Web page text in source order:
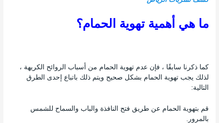
ما هي أهمية تهوية الحمام؟
كما ذكرنا سابقًا ، فإن عدم تهوية الحمام من أسباب الروائح الكريهة ،
لذلك يجب تهوية الحمام بشكل صحيح ويتم ذلك باتباع إحدى الطرق
التالية:
قم بتهوية الحمام عن طريق فتح النافذة والباب والسماح للشمس
بالمرور.